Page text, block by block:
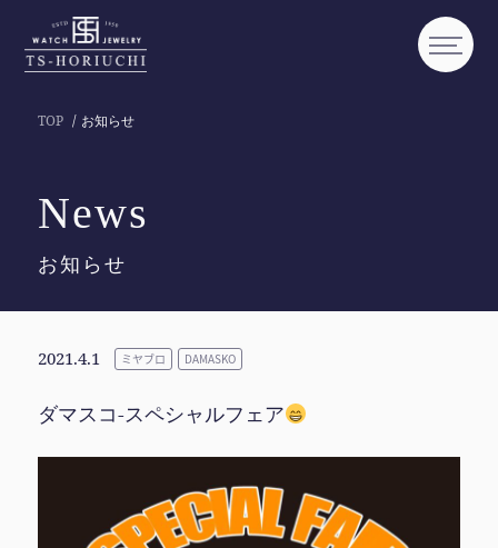
TOP お知らせ
News
お知らせ
2021.4.1 ミヤブロ DAMASKO
ダマスコ-スペシャルフェア